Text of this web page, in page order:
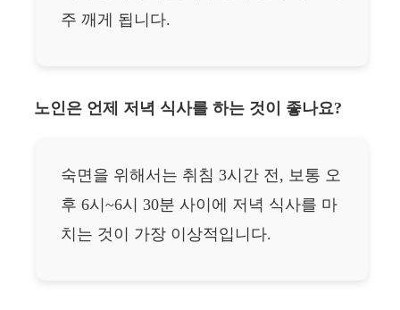
주 깨게 됩니다.
노인은 언제 저녁 식사를 하는 것이 좋나요?
숙면을 위해서는 취침 3시간 전, 보통 오
후 6시~6시 30분 사이에 저녁 식사를 마
치는 것이 가장 이상적입니다.